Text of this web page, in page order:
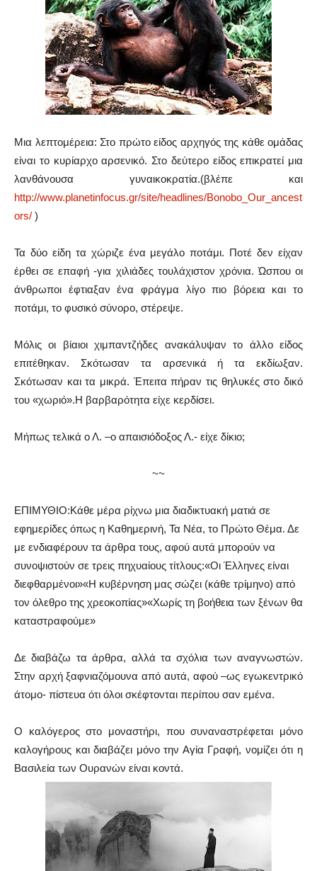
Μια λεπτομέρεια: Στο πρώτο είδος αρχηγός της κάθε ομάδας
είναι το κυρίαρχο αρσενικό. Στο δεύτερο είδος επικρατεί μια
λανθάνουσα γυναικοκρατία.(βλέπε και
http://www.planetinfocus.gr/site/headlines/Bonobo_Our_ancest
ors/ )
Τα δύο είδη τα χώριζε ένα μεγάλο ποτάμι. Ποτέ δεν είχαν
έρθει σε επαφή -για χιλιάδες τουλάχιστον χρόνια. Ώσπου οι
άνθρωποι έφτιαξαν ένα φράγμα λίγο πιο βόρεια και το
ποτάμι, το φυσικό σύνορο, στέρεψε.
Μόλις οι βίαιοι χιμπαντζήδες ανακάλυψαν το άλλο είδος
επιτέθηκαν. Σκότωσαν τα αρσενικά ή τα εκδίωξαν.
Σκότωσαν και τα μικρά. Έπειτα πήραν τις θηλυκές στο δικό
του «χωριό».Η βαρβαρότητα είχε κερδίσει.
Μήπως τελικά ο Λ. –ο απαισιόδοξος Λ.- είχε δίκιο;
~~
ΕΠΙΜΥΘΙΟ:Κάθε μέρα ρίχνω μια διαδικτυακή ματιά σε
εφημερίδες όπως η Καθημερινή, Τα Νέα, το Πρώτο Θέμα. Δε
με ενδιαφέρουν τα άρθρα τους, αφού αυτά μπορούν να
συνοψιστούν σε τρεις πηχυαίους τίτλους:«Οι Έλληνες είναι
διεφθαρμένοι»«Η κυβέρνηση μας σώζει (κάθε τρίμηνο) από
τον όλεθρο της χρεοκοπίας»«Χωρίς τη βοήθεια των ξένων θα
καταστραφούμε»
Δε διαβάζω τα άρθρα, αλλά τα σχόλια των αναγνωστών.
Στην αρχή ξαφνιαζόμουνα από αυτά, αφού –ως εγωκεντρικό
άτομο- πίστευα ότι όλοι σκέφτονται περίπου σαν εμένα.
Ο καλόγερος στο μοναστήρι, που συναναστρέφεται μόνο
καλογήρους και διαβάζει μόνο την Αγία Γραφή, νομίζει ότι η
Βασιλεία των Ουρανών είναι κοντά.